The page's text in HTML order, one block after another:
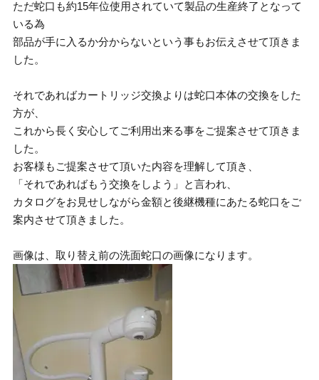
ただ蛇口も約15年位使用されていて製品の生産終了となって
いる為
部品が手に入るか分からないという事もお伝えさせて頂きま
した。
それであればカートリッジ交換よりは蛇口本体の交換をした
方が、
これから長く安心してご利用出来る事をご提案させて頂きま
した。
お客様もご提案させて頂いた内容を理解して頂き、
「それであればもう交換をしよう」と言われ、
カタログをお見せしながら金額と後継機種にあたる蛇口をご
案内させて頂きました。
画像は、取り替え前の洗面蛇口の画像になります。